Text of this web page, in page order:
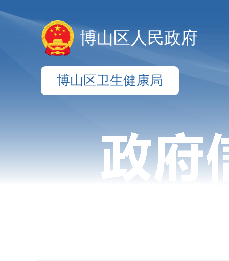
博山区人民政府
博山区卫生健康局